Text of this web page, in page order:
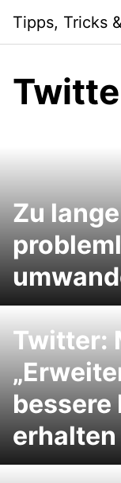
content
Tipps, Tricks
Zu
Twitter:
bessere
erhalten